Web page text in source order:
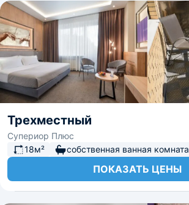
Трехместный
Супериор Плюс
18м²
собственная ванная комната
ПОКАЗАТЬ ЦЕНЫ